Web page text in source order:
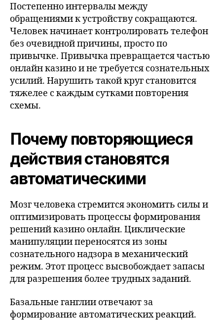
Постепенно интервалы между
обращениями к устройству сокращаются.
Человек начинает контролировать телефон
без очевидной причины, просто по
привычке. Привычка превращается частью
онлайн казино и не требуется сознательных
усилий. Нарушить такой круг становится
тяжелее с каждым сутками повторения
схемы.
Почему повторяющиеся
действия становятся
автоматическими
Мозг человека стремится экономить силы и
оптимизировать процессы формирования
решений казино онлайн. Циклические
манипуляции переносятся из зоны
сознательного надзора в механический
режим. Этот процесс высвобождает запасы
для разрешения более трудных заданий.
Базальные ганглии отвечают за
формирование автоматических реакций.